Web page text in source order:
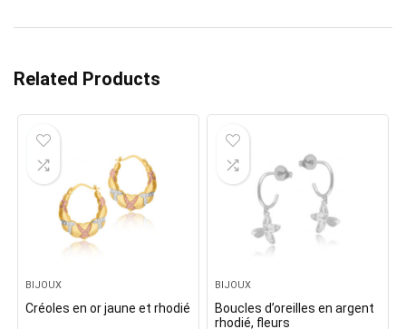
Related Products
BIJOUX
Créoles en or jaune et rhodié
BIJOUX
Boucles d’oreilles en argent
rhodié, fleurs